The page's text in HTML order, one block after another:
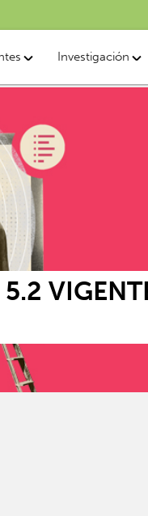
Investigación